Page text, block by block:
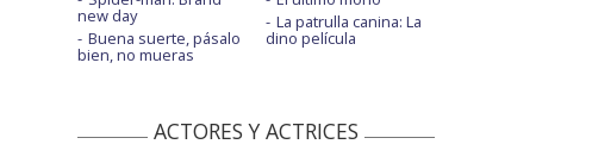
new day
Buena suerte, pásalo
bien, no mueras
La patrulla canina: La
dino película
ACTORES Y ACTRICES